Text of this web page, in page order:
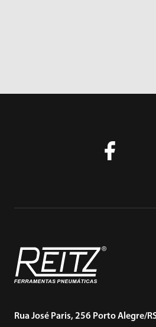
Rua José Paris, 256 Porto Alegre/